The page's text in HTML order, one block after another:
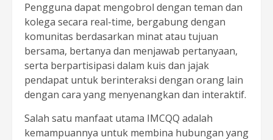
Pengguna dapat mengobrol dengan teman dan
kolega secara real-time, bergabung dengan
komunitas berdasarkan minat atau tujuan
bersama, bertanya dan menjawab pertanyaan,
serta berpartisipasi dalam kuis dan jajak
pendapat untuk berinteraksi dengan orang lain
dengan cara yang menyenangkan dan interaktif.
Salah satu manfaat utama IMCQQ adalah
kemampuannya untuk membina hubungan yang